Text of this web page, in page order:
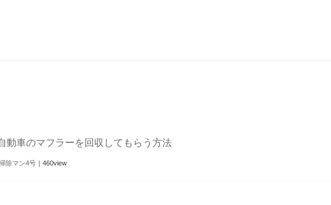
動車のマフラーを回収してもらう方法
除マン4号 ｜ 460view